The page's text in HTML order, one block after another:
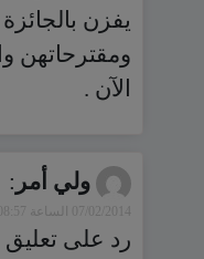
يفزن
ومقترحاتهن
الآن .
ولي أمر :
07/02/2014 الساعة 08:57
رد على